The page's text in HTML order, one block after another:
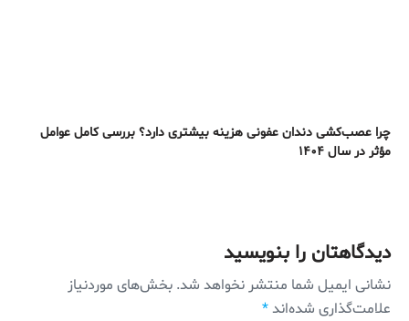
چرا عصب‌کشی دندان عفونی هزینه بیشتری دارد؟ بررسی کامل عوامل
مؤثر در سال ۱۴۰۴
دیدگاهتان را بنویسید
نشانی ایمیل شما منتشر نخواهد شد. بخش‌های موردنیاز
علامت‌گذاری شده‌اند*